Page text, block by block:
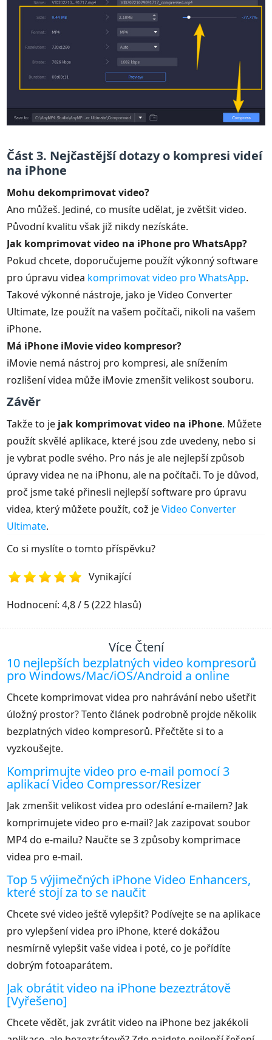
Část 3. Nejčastější dotazy o kompresi videí
na iPhone
Mohu dekomprimovat video?
Ano můžeš. Jediné, co musíte udělat, je zvětšit video.
Původní kvalitu však již nikdy nezískáte.
Jak komprimovat video na iPhone pro WhatsApp?
Pokud chcete, doporučujeme použít výkonný software
pro úpravu videa komprimovat video pro WhatsApp.
Takové výkonné nástroje, jako je Video Converter
Ultimate, lze použít na vašem počítači, nikoli na vašem
iPhone.
Má iPhone iMovie video kompresor?
iMovie nemá nástroj pro kompresi, ale snížením
rozlišení videa může iMovie zmenšit velikost souboru.
Závěr
Takže to je jak komprimovat video na iPhone. Můžete
použít skvělé aplikace, které jsou zde uvedeny, nebo si
je vybrat podle svého. Pro nás je ale nejlepší způsob
úpravy videa ne na iPhonu, ale na počítači. To je důvod,
proč jsme také přinesli nejlepší software pro úpravu
videa, který můžete použít, což jeVideo Converter
Ultimate.
Co si myslíte o tomto příspěvku?
1 2 4 5
Vynikající
Hodnocení: 4,8 / 5 (222 hlasů)
Více Čtení
10 nejlepších bezplatných video kompresorů
pro Windows/Mac/iOS/Android a online
Chcete komprimovat videa pro nahrávání nebo ušetřit
úložný prostor? Tento článek podrobně projde několik
bezplatných video kompresorů. Přečtěte si to a
vyzkoušejte.
Komprimujte video pro e-mail pomocí 3
aplikací Video Compressor/Resizer
Jak zmenšit velikost videa pro odeslání e-mailem? Jak
komprimujete video pro e-mail? Jak zazipovat soubor
MP4 do e-mailu? Naučte se 3 způsoby komprimace
videa pro e-mail.
Top 5 výjimečných iPhone Video Enhancers,
které stojí za to se naučit
Chcete své video ještě vylepšit? Podívejte se na aplikace
pro vylepšení videa pro iPhone, které dokážou
nesmírně vylepšit vaše videa i poté, co je pořídíte
dobrým fotoaparátem.
Jak obrátit video na iPhone bezeztrátově
[Vyřešeno]
Chcete vědět, jak zvrátit video na iPhone bez jakékoli